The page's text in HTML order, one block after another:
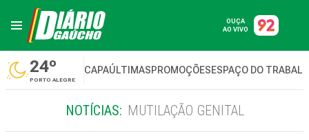
OUÇA
AO VIVO
24º
PORTO ALEGRE
CAPAÚLTIMASPROMOÇÕESESPAÇO DO
NOTÍCIAS: MUTILAÇÃO GENITAL